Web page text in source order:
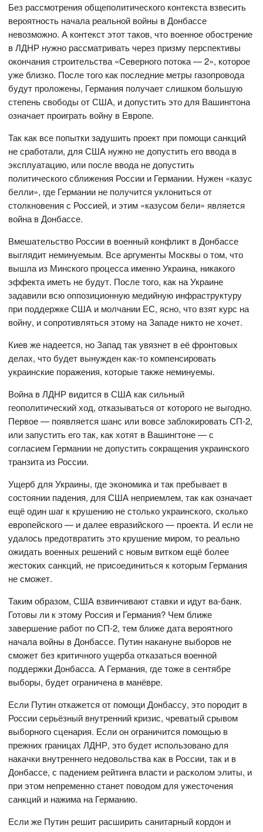
Без рассмотрения общеполитического контекста взвесить
вероятность начала реальной войны в Донбассе
невозможно. А контекст этот таков, что военное обострение
в ЛДНР нужно рассматривать через призму перспективы
окончания строительства «Северного потока — 2», которое
уже близко. После того как последние метры газопровода
будут проложены, Германия получает слишком большую
степень свободы от США, и допустить это для Вашингтона
означает проиграть войну в Европе.
Так как все попытки задушить проект при помощи санкций
не сработали, для США нужно не допустить его ввода в
эксплуатацию, или после ввода не допустить
политического сближения России и Германии. Нужен «казус
белли», где Германии не получится уклониться от
столкновения с Россией, и этим «казусом бели» является
война в Донбассе.
Вмешательство России в военный конфликт в Донбассе
выглядит неминуемым. Все аргументы Москвы о том, что
вышла из Минского процесса именно Украина, никакого
эффекта иметь не будут. После того, как на Украине
задавили всю оппозиционную медийную инфраструктуру
при поддержке США и молчании ЕС, ясно, что взят курс на
войну, и сопротивляться этому на Западе никто не хочет.
Киев же надеется, но Запад так увязнет в её фронтовых
делах, что будет вынужден как-то компенсировать
украинские поражения, которые также неминуемы.
Война в ЛДНР видится в США как сильный
геополитический ход, отказываться от которого не выгодно.
Первое — появляется шанс или вовсе заблокировать СП-2,
или запустить его так, как хотят в Вашингтоне — с
согласием Германии не допустить сокращения украинского
транзита из России.
Ущерб для Украины, где экономика и так пребывает в
состоянии падения, для США неприемлем, так как означает
ещё один шаг к крушению не столько украинского, сколько
европейского — и далее евразийского — проекта. И если не
удалось предотвратить это крушение миром, то реально
ожидать военных решений с новым витком ещё более
жестоких санкций, не присоединиться к которым Германия
не сможет.
Таким образом, США взвинчивают ставки и идут ва-банк.
Готовы ли к этому Россия и Германия? Чем ближе
завершение работ по СП-2, тем ближе дата вероятного
начала войны в Донбассе. Путин накануне выборов не
сможет без критичного ущерба отказаться военной
поддержки Донбасса. А Германия, где тоже в сентябре
выборы, будет ограничена в манёвре.
Если Путин откажется от помощи Донбассу, это породит в
России серьёзный внутренний кризис, чреватый срывом
выборного сценария. Если он ограничится помощью в
прежних границах ЛДНР, это будет использовано для
накачки внутреннего недовольства как в России, так и в
Донбассе, с падением рейтинга власти и расколом элиты, и
при этом непременно станет поводом для ужесточения
санкций и нажима на Германию.
Если же Путин решит расширить санитарный кордон и